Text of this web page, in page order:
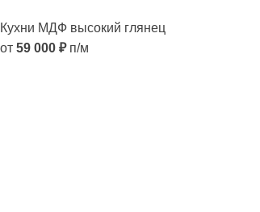
Кухни МДФ высокий глянец
от 59 000 ₽п/м